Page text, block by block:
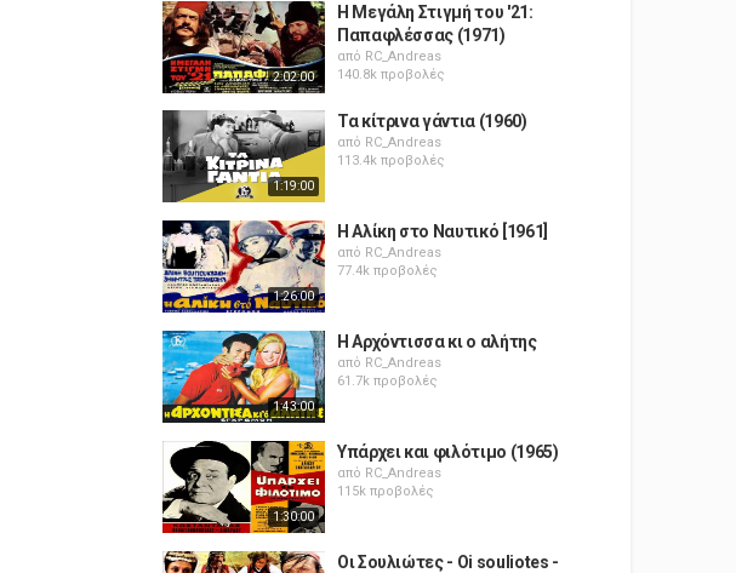
2:02:00
Η Μεγάλη Στιγμή του '21:
Παπαφλέσσας (1971)
από RC_Andreas
140.8k προβολές
1:19:00
Τα κίτρινα γάντια (1960)
από RC_Andreas
113.4k προβολές
1:26:00
Η Αλίκη στο Ναυτικό [1961]
από RC_Andreas
77.4k προβολές
1:43:00
Η Αρχόντισσα κι ο αλήτης
από RC_Andreas
61.7k προβολές
1:30:00
Υπάρχει και φιλότιμο (1965)
από RC_Andreas
115k προβολές
Οι Σουλιώτες - Oi souliotes -